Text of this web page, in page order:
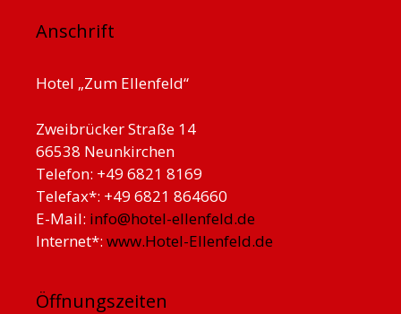
Anschrift
Hotel „Zum Ellenfeld“
Zweibrücker Straße 14
66538 Neunkirchen
Telefon: +49 6821 8169
Telefax*: +49 6821 864660
E-Mail: info@hotel-ellenfeld.de
Internet*: www.Hotel-Ellenfeld.de
Öffnungszeiten